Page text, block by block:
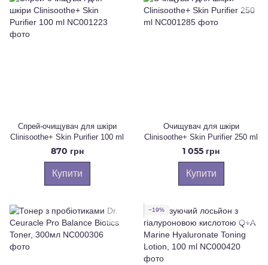
Спрей-очищувач для шкіри
Clinisoothe+ Skin Purifier 100 ml
870 грн
Купити
Очищувач для шкіри
Clinisoothe+ Skin Purifier 250 ml
1 055 грн
Купити
−19%